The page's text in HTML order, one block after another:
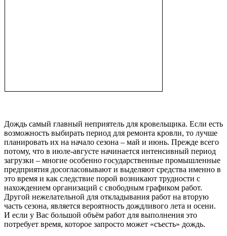
Дождь самый главный неприятель для кровельщика. Если есть
возможность выбирать период для ремонта кровли, то лучше
планировать их на начало сезона – май и июнь. Прежде всего
потому, что в июле-августе начинается интенсивный период
загрузки – многие особенно государственные промышленные
предприятия досогласовывают и выделяют средства именно в
это время и как следствие порой возникают трудности с
нахождением организаций с свободным графиком работ.
Другой нежелательной для откладывания работ на вторую
часть сезона, является вероятность дождливого лета и осени.
И если у Вас большой объём работ для выполнения это
потребует время, которое запросто может «съесть» дождь.